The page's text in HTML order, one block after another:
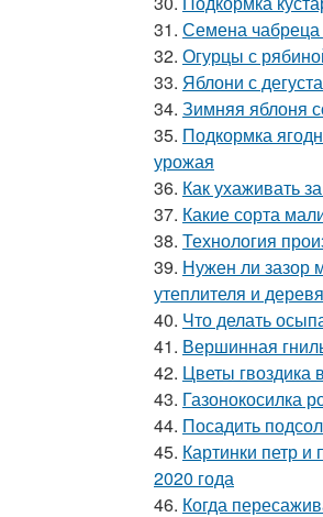
31. Семена чабреца
32. Огурцы с
33. Яблони с
34. Зимняя яблоня
35. Подкормка
урожая
36. Как ухаживать
37. Какие сорта
38. Технология
39. Нужен ли зазор
утеплителя и
40. Что делать
41. Вершинная
42. Цветы гвоздика
43. Газонокосилка
44. Посадить
45. Картинки петр
2020 года
46. Когда